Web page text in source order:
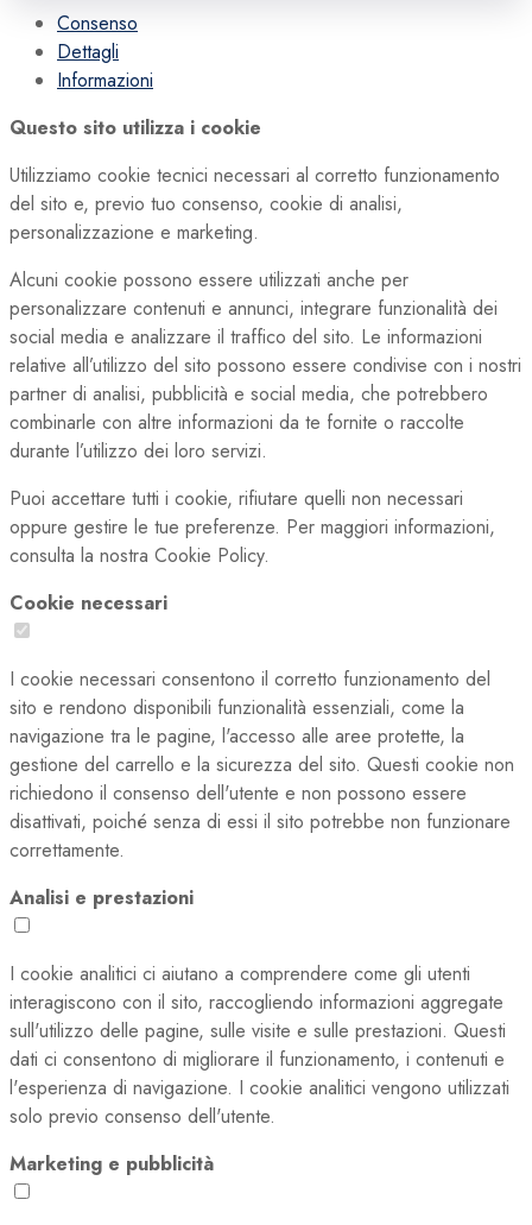
Consenso
Dettagli
Informazioni
Questo sito utilizza i cookie
Utilizziamo cookie tecnici necessari al corretto funzionamento
del sito e, previo tuo consenso, cookie di analisi,
personalizzazione e marketing.
Alcuni cookie possono essere utilizzati anche per
personalizzare contenuti e annunci, integrare funzionalità dei
social media e analizzare il traffico del sito. Le informazioni
relative all’utilizzo del sito possono essere condivise con i nostri
partner di analisi, pubblicità e social media, che potrebbero
combinarle con altre informazioni da te fornite o raccolte
durante l’utilizzo dei loro servizi.
Puoi accettare tutti i cookie, rifiutare quelli non necessari
oppure gestire le tue preferenze. Per maggiori informazioni,
consulta la nostra Cookie Policy.
Cookie necessari
I cookie necessari consentono il corretto funzionamento del
sito e rendono disponibili funzionalità essenziali, come la
navigazione tra le pagine, l'accesso alle aree protette, la
gestione del carrello e la sicurezza del sito. Questi cookie non
richiedono il consenso dell'utente e non possono essere
disattivati, poiché senza di essi il sito potrebbe non funzionare
correttamente.
Analisi e prestazioni
I cookie analitici ci aiutano a comprendere come gli utenti
interagiscono con il sito, raccogliendo informazioni aggregate
sull'utilizzo delle pagine, sulle visite e sulle prestazioni. Questi
dati ci consentono di migliorare il funzionamento, i contenuti e
l'esperienza di navigazione. I cookie analitici vengono utilizzati
solo previo consenso dell'utente.
Marketing e pubblicità